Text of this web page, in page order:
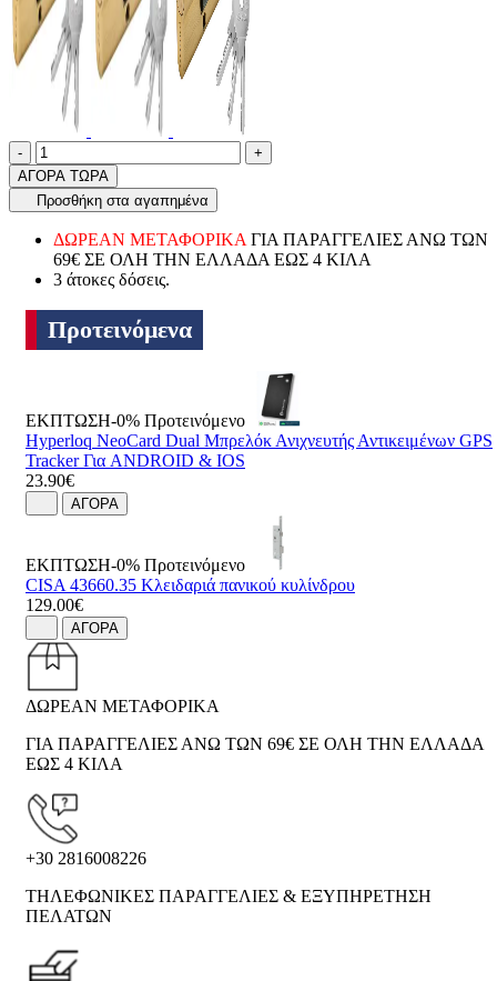
Ποσότητα
-product.increase.quantity +
ΑΓΟΡΑ ΤΩΡΑ
Προσθήκη στα αγαπημένα
ΔΩΡΕΑΝ ΜΕΤΑΦΟΡΙΚΑ ΓΙΑ ΠΑΡΑΓΓΕΛΙΕΣ ΑΝΩ ΤΩΝ
69€ ΣΕ ΟΛΗ ΤΗΝ ΕΛΛΑΔΑ ΕΩΣ 4 ΚΙΛΑ
3 άτοκες δόσεις.
Προτεινόμενα
ΕΚΠΤΩΣΗ-0% Προτεινόμενο
Hyperloq NeoCard Dual Μπρελόκ Ανιχνευτής Αντικειμένων GPS
Tracker Για ANDROID & IOS
23.90€
ΑΓΟΡΑ
ΕΚΠΤΩΣΗ-0% Προτεινόμενο
CISA 43660.35 Κλειδαριά πανικού κυλίνδρου
129.00€
ΑΓΟΡΑ
ΔΩΡΕΑΝ ΜΕΤΑΦΟΡΙΚΑ
ΓΙΑ ΠΑΡΑΓΓΕΛΙΕΣ ΑΝΩ ΤΩΝ 69€ ΣΕ ΟΛΗ ΤΗΝ ΕΛΛΑΔΑ
ΕΩΣ 4 ΚΙΛΑ
+30 2816008226
ΤΗΛΕΦΩΝΙΚΕΣ ΠΑΡΑΓΓΕΛΙΕΣ & ΕΞΥΠΗΡΕΤΗΣΗ
ΠΕΛΑΤΩΝ